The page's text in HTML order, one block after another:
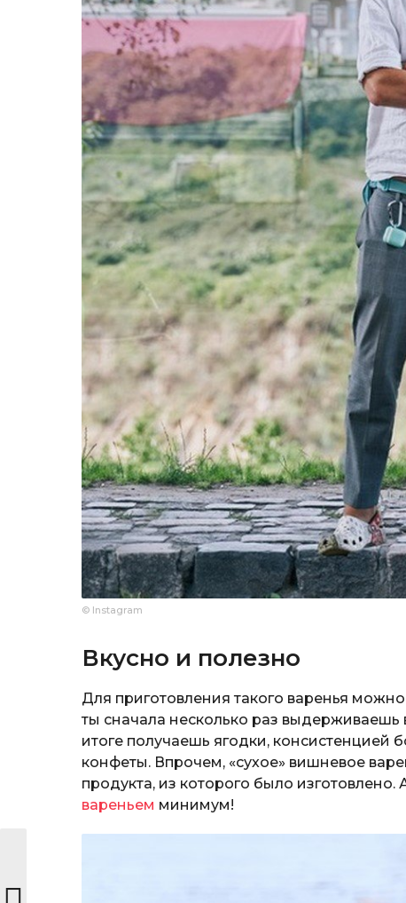
© Instagram
Вкусно и полезно
Для приготовления такого варенья можно
ты сначала несколько раз
итоге получаешь ягодки,
конфеты. Впрочем, «сухое» вишневое
продукта, из которого было
вареньем минимум!